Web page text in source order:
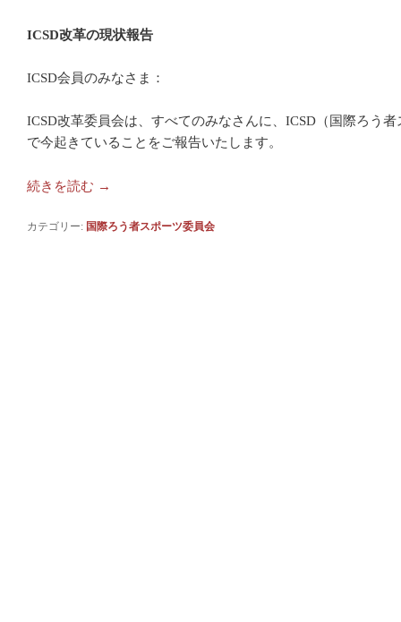
ICSD改革の現状報告
ICSD会員のみなさま：
ICSD改革委員会は、すべてのみなさんに、ICSD（国際ろう
で今起きていることをご報告いたします。
続きを読む →
カテゴリー: 国際ろう者スポーツ委員会